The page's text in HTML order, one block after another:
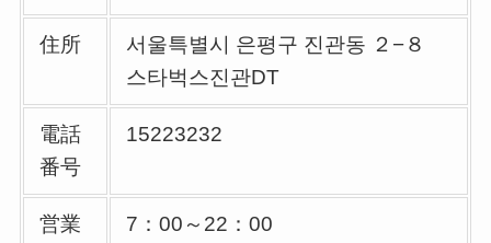
住所
서울특별시 은평구 진관동 ２−８
스타벅스진관DT
電話
番号
15223232
営業
7：00～22：00